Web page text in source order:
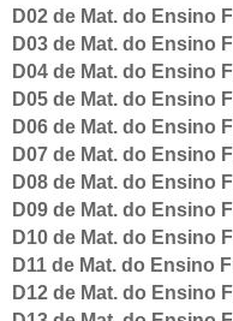
D02 de Mat. do Ensino
D03 de Mat. do Ensino
D04 de Mat. do Ensino
D05 de Mat. do Ensino
D06 de Mat. do Ensino
D07 de Mat. do Ensino
D08 de Mat. do Ensino
D09 de Mat. do Ensino
D10 de Mat. do Ensino
D11 de Mat. do Ensino
D12 de Mat. do Ensino